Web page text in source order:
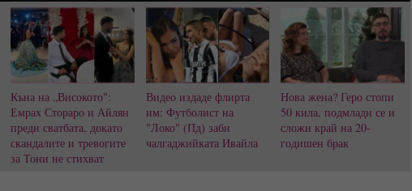
Къна на „Високото":
Емрах Стораро и Айлян
преди сватбата, докато
скандалите и тревогите
за Тони не стихват
Видео издаде флирта
им: Футболист на
"Локо" (Пд) заби
чалгаджийката Ивайла
Нова жена? Геро стопи
50 кила, подмлади се и
сложи край на 20-
годишен брак